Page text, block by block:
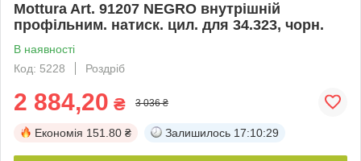
Mottura Art. 91207 NEGRO внутрішній
профільним. натиск. цил. для 34.323, чорн.
В наявності
Код: 5228
Роздріб
2 884,20 ₴ 3 036 ₴
Економія 151.80 ₴ Залишилось 17:10:29